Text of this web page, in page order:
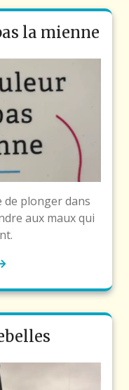
la mienne
plonger dans
aux maux qui